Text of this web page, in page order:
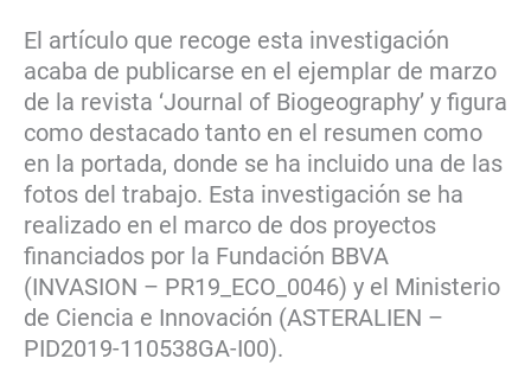
El artículo que recoge esta investigación
acaba de publicarse en el ejemplar de marzo
de la revista ‘Journal of Biogeography’ y figura
como destacado tanto en el resumen como
en la portada, donde se ha incluido una de las
fotos del trabajo. Esta investigación se ha
realizado en el marco de dos proyectos
financiados por la Fundación BBVA
(INVASION – PR19_ECO_0046) y el Ministerio
de Ciencia e Innovación (ASTERALIEN –
PID2019-110538GA-I00).